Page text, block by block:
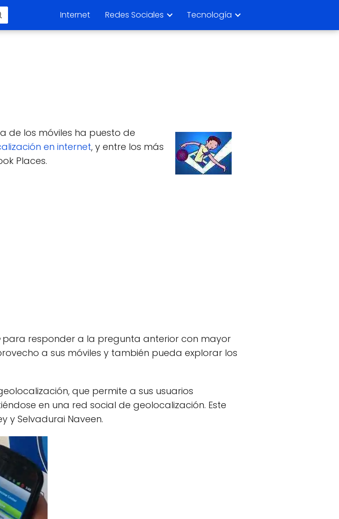
Internet Redes Sociales Tecnología
de los móviles ha puesto de
en internet, y entre los más
Places.
para responder a la pregunta anterior con mayor
a sus móviles y también pueda explorar los
que permite a sus usuarios
en una red social de geolocalización. Este
y Selvadurai Naveen.